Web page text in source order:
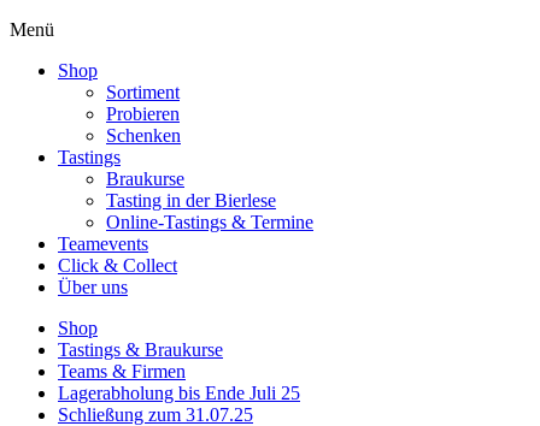
Menü
Shop
Sortiment
Probieren
Schenken
Tastings
Braukurse
Tasting in der Bierlese
Online-Tastings & Termine
Teamevents
Click & Collect
Über uns
Shop
Tastings & Braukurse
Teams & Firmen
Lagerabholung bis Ende Juli 25
Schließung zum 31.07.25